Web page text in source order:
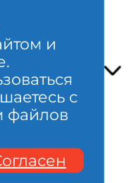
и
с
файлов